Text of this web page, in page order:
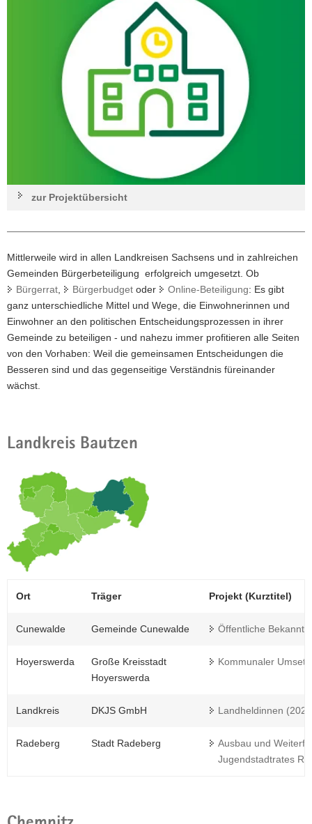
zur Projektübersicht
Mittlerweile wird in allen Landkreisen Sachsens und in zahlreichen
Gemeinden Bürgerbeteiligung erfolgreich umgesetzt. Ob
Bürgerrat
Bürgerbudget oder Online-Beteiligung: Es gibt
ganz unterschiedliche Mittel und Wege, die Einwohnerinnen und
Einwohner an den politischen Entscheidungsprozessen in ihrer
Gemeinde zu beteiligen - und nahezu immer profitieren alle Seiten
von den Vorhaben: Weil die gemeinsamen Entscheidungen die
Besseren sind und das gegenseitige Verständnis füreinander
wächst.
Landkreis Bautzen
Ort Träger Projekt (Kurztitel)
Cunewalde Gemeinde Cunewalde Öffentliche
Hoyerswerda
Große Kreisstadt
Hoyerswerda
Kommunaler
Landkreis DKJS GmbH Landheldinnen
Radeberg Stadt Radeberg
Ausbau und
Jugendstadtrates